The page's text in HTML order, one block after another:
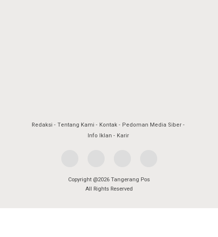
Redaksi Tentang Kami Kontak
Pedoman Media Siber
Info Iklan
Karir
Copyright @2026 Tangerang Pos
All Rights Reserved